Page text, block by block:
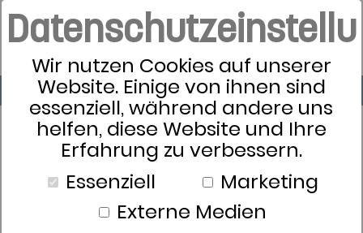
Wir nutzen Cookies auf unserer
Website. Einige von ihnen sind
essenziell, während andere uns
helfen, diese Website und Ihre
Erfahrung zu verbessern.
Essenziell
Marketing
Externe Medien
Schlafkultur
Bettwäsche